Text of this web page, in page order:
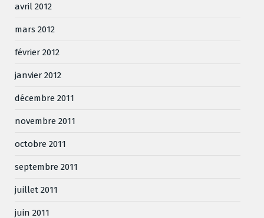
avril 2012
mars 2012
février 2012
janvier 2012
décembre 2011
novembre 2011
octobre 2011
septembre 2011
juillet 2011
juin 2011